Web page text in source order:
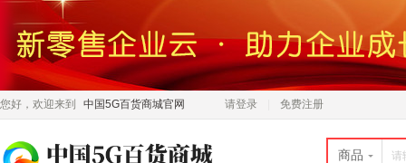
您好，欢迎来到 中国5G百货商城官网 请登录 免费注册
商品